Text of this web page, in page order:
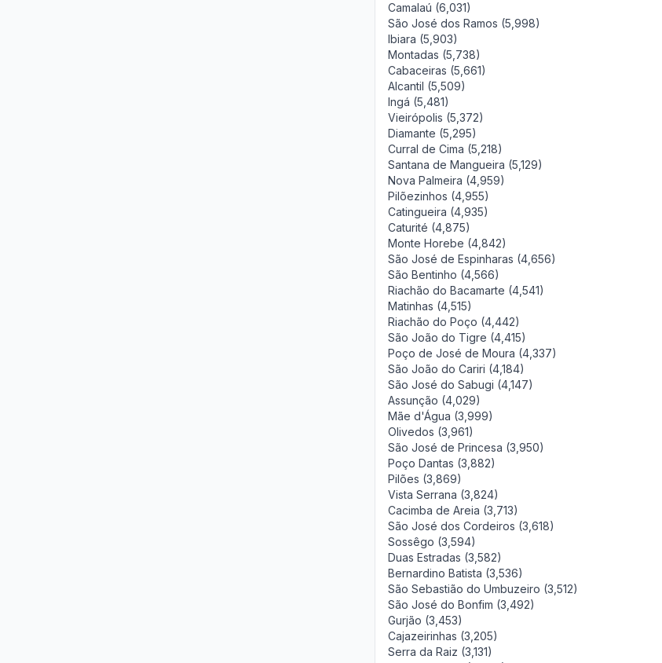
Camalaú (6,031)
São José dos Ramos (5,998)
Ibiara (5,903)
Montadas (5,738)
Cabaceiras (5,661)
Alcantil (5,509)
Ingá (5,481)
Vieirópolis (5,372)
Diamante (5,295)
Curral de Cima (5,218)
Santana de Mangueira (5,129)
Nova Palmeira (4,959)
Pilõezinhos (4,955)
Catingueira (4,935)
Caturité (4,875)
Monte Horebe (4,842)
São José de Espinharas (4,656)
São Bentinho (4,566)
Riachão do Bacamarte (4,541)
Matinhas (4,515)
Riachão do Poço (4,442)
São João do Tigre (4,415)
Poço de José de Moura (4,337)
São João do Cariri (4,184)
São José do Sabugi (4,147)
Assunção (4,029)
Mãe d'Água (3,999)
Olivedos (3,961)
São José de Princesa (3,950)
Poço Dantas (3,882)
Pilões (3,869)
Vista Serrana (3,824)
Cacimba de Areia (3,713)
São José dos Cordeiros (3,618)
Sossêgo (3,594)
Duas Estradas (3,582)
Bernardino Batista (3,536)
São Sebastião do Umbuzeiro (3,512)
São José do Bonfim (3,492)
Gurjão (3,453)
Cajazeirinhas (3,205)
Serra da Raiz (3,131)